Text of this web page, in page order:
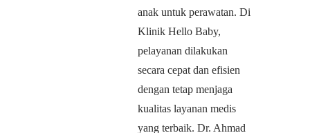
anak untuk perawatan. Di
Klinik Hello Baby,
pelayanan dilakukan
secara cepat dan efisien
dengan tetap menjaga
kualitas layanan medis
yang terbaik. Dr. Ahmad